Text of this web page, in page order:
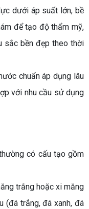
dưới áp suất lớn, bề
để tạo độ thẩm mỹ,
sắc bền đẹp theo thời
chuẩn áp dụng lâu
với nhu cầu sử dụng
có cấu tạo gồm
trắng hoặc xi măng
(đá trắng, đá xanh, đá